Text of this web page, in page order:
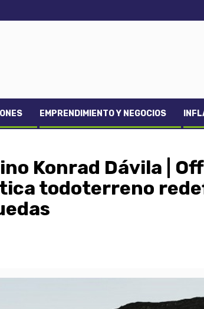
EMPRENDIMIENTO Y NEGOCIOS
Konrad Dávila |
todoterreno